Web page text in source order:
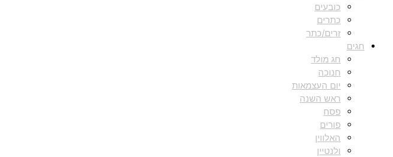
כובעים
כתרים
זרים/כתר
חגים
חג מולד
חנוכה
יום העצמאות
ראש השנה
פסח
פורים
האלווין
ולנטיין